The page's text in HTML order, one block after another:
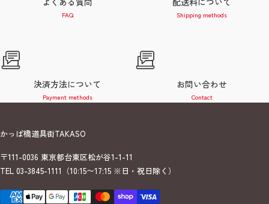
FAQ Shipping methods
決済方法について
Payment methods
お問い合わせ
Contact
かっぱ橋道具街TAKASO
〒111-0036 東京都台東区松が谷1-1-11
TEL 03-3845-1111（10:15〜17:15 ※日・祝日除く ）